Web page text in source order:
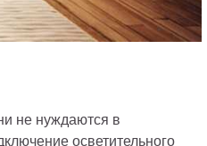
не нуждаются в
осветительного